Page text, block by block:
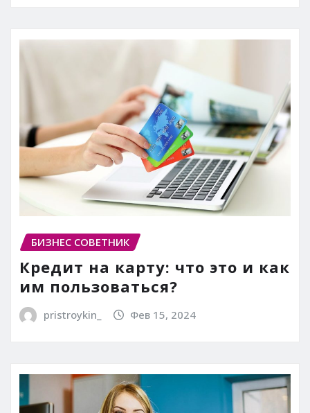
БИЗНЕС СОВЕТНИК
Кредит на карту: что это и как
им пользоваться?
pristroykin_ Фев 15, 2024